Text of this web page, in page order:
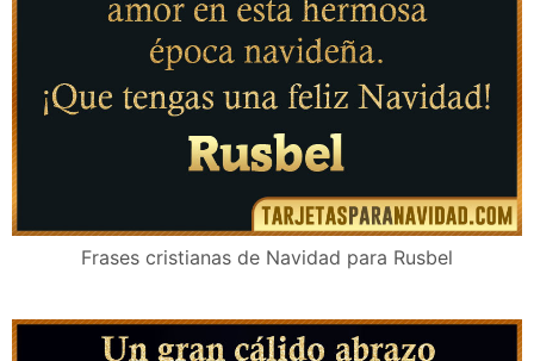
Frases cristianas de Navidad para Rusbel